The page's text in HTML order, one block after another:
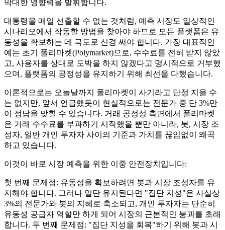
막대한 영향력을 발휘합니다.
대통령을 매일 선출할 수 없는 것처럼, 예측 시장도 일상적인
시나리오에서 작동할 방법을 찾아야 하므로 모든 플랫폼은 유
동성을 확보하는 데 극도로 신경 써야 합니다. 가장 대표적인
예는 초기 폴리마켓(Polymarket)으로, 수수료를 전혀 받지 않았
고, 사용자를 상대로 도박을 하지 않겠다고 명시적으로 거부했
으며, 플랫폼의 공정성을 유지하기 위해 최선을 다했습니다.
이론적으로는 오늘날까지 폴리마켓이 사기라고 단정 지을 수
는 없지만, 앞서 언급했듯이 현실적으로는 전문가 중 단 3%만
이 정답을 맞힐 수 있습니다. 거래 공정성 측면에서 폴리마켓
은 거래 수수료를 부과하기 시작했을 뿐만 아니라, 봇, 시장 조
성자, 일반 개인 투자자 사이의 기준과 가치를 끊임없이 왜곡
하고 있습니다.
이것이 바로 시장 예측을 위한 이중 안전장치입니다:
첫 번째 문제점: 유동성을 확보하려면 봇과 시장 조성자를 유
지해야 합니다. 그러나 일단 유지된다면 "집단 지성"은 사실상
3%의 전문가와 봇의 지혜로 축소되고, 개인 투자자는 단순히
유동성 공급자 역할만 하게 되어 시장의 근본적인 붕괴를 초래
합니다. 두 번째 문제점: "집단 지성을 회복"하기 위해 봇과 시